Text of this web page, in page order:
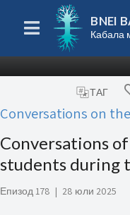
BNEI
Кабала
ТАГ
Conversations on
Conversations
students during
Епизод 178 | 28 юли 2025